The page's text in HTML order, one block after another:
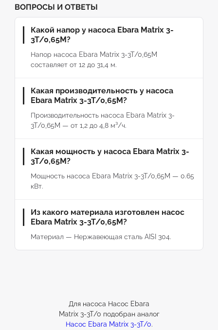
ВОПРОСЫ И ОТВЕТЫ
Какой напор у насоса Ebara Matrix 3-
3T/0,65M?
Напор насоса Ebara Matrix 3-3T/0,65M
составляет от 12 до 31,4 м.
Какая производительность у насоса
Ebara Matrix 3-3T/0,65M?
Производительность насоса Ebara Matrix 3-
3T/0,65M — от 1,2 до 4,8 м³/ч.
Какая мощность у насоса Ebara Matrix 3-
3T/0,65M?
Мощность насоса Ebara Matrix 3-3T/0,65M — 0.65
кВт.
Из какого материала изготовлен насос
Ebara Matrix 3-3T/0,65M?
Материал — Нержавеющая сталь AISI 304.
Для насоса Насос Ebara
Matrix 3-3T/0 подобран аналог
Насос Ebara Matrix 3-3T/0.